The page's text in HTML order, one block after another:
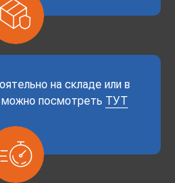
на складе или в
посмотреть ТУТ